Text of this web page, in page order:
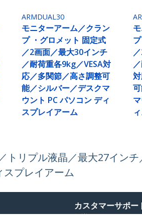
ARMDUAL30
モニターアーム／クラン
プ ・グロメット 固定式
／2画面／最大30インチ
／耐荷重各9kg／VESA対
応／多関節／高さ調整可
能／シルバー／デスクマ
ウント PC パソコン ディ
スプレイアーム
リプル液晶／最大27イン
スプレイアーム
カスタマーサポー
知識ベース